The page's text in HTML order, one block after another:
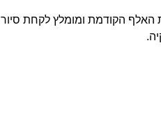
האלף הקודמת ומומלץ לקחת סיור